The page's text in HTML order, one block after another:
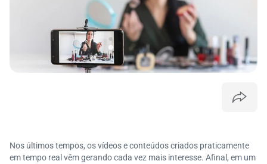
Nos últimos tempos, os vídeos e conteúdos criados praticamente
em tempo real vêm gerando cada vez mais interesse. Afinal, em um